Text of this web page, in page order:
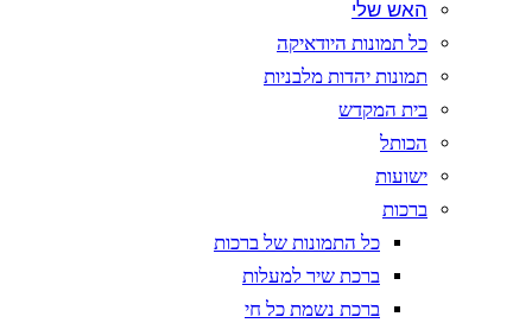
האש שלי
כל תמונות היודאיקה
תמונות יהדות מלבניות
בית המקדש
הכותל
ישועות
ברכות
כל התמונות של ברכות
ברכת שיר למעלות
ברכת נשמת כל חי